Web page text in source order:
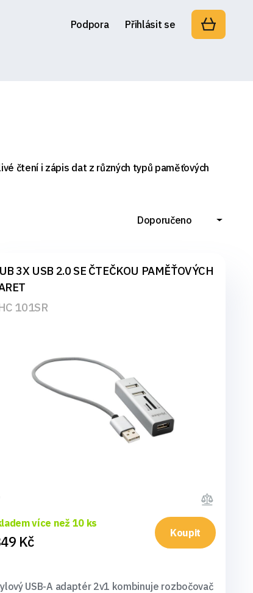
Podpora Přihlásit se
čtení i zápis dat z různých typů paměťových
Doporučeno
3X USB 2.0 SE ČTEČKOU PAMĚŤOVÝCH
101SR
více než 10 ks
Kč Koupit
USB-A adaptér 2v1 kombinuje rozbočovač